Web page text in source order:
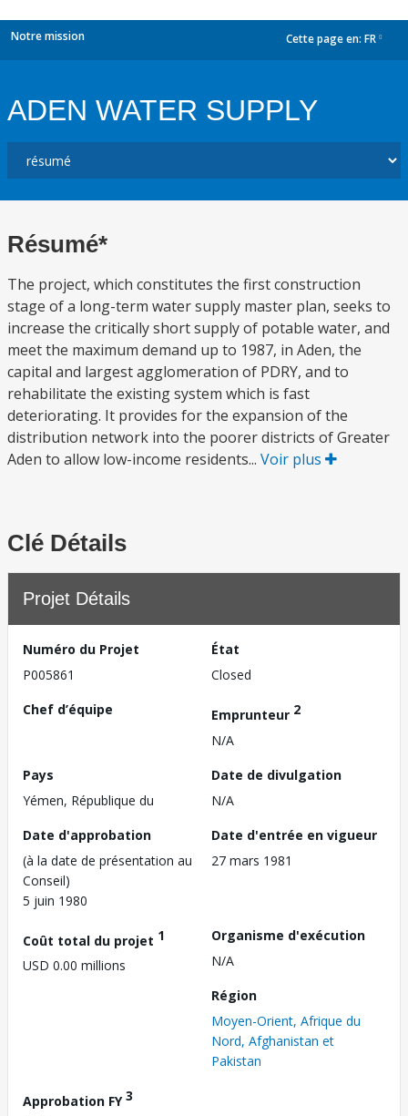
Notre mission Cette page en: FR
ADEN WATER SUPPLY
Résumé*
The project, which constitutes the first construction
stage of a long-term water supply master plan, seeks to
increase the critically short supply of potable water, and
meet the maximum demand up to 1987, in Aden, the
capital and largest agglomeration of PDRY, and to
rehabilitate the existing system which is fast
deteriorating. It provides for the expansion of the
distribution network into the poorer districts of Greater
Aden to allow low-income residents... Voir plus
Clé Détails
Projet Détails
Numéro du Projet
P005861
État
Closed
Chef d’équipe
Emprunteur 2
N/A
Pays
Yémen, République du
Date de divulgation
N/A
Date d'approbation
(à la date de présentation au
Conseil)
5 juin 1980
Date d'entrée en vigueur
27 mars 1981
Coût total du projet 1
USD 0.00 millions
Organisme d'exécution
N/A
Région
Moyen-Orient, Afrique du
Nord, Afghanistan et
Pakistan
Approbation FY3